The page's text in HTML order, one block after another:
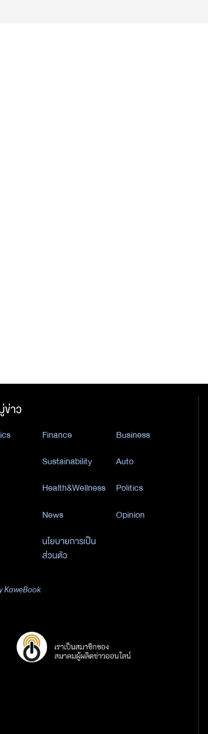
าว
Finance
Business
Sustainability
Auto
Health&Wellness
Politics
News
Opinion
นโยบายการเป็น
ส่วนตัว
KaweBook